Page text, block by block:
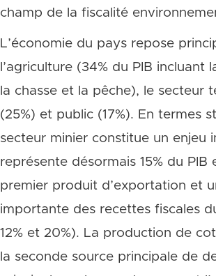
champ de la fiscalité
L’économie du pays repose
l’agriculture (34% du PIB incluant
la chasse et la pêche), le secteur
(25%) et public (17%). En termes
secteur minier constitue un enjeu
représente désormais 15% du PIB
premier produit d’exportation et
importante des recettes fiscales
12% et 20%). La production de
la seconde source principale de